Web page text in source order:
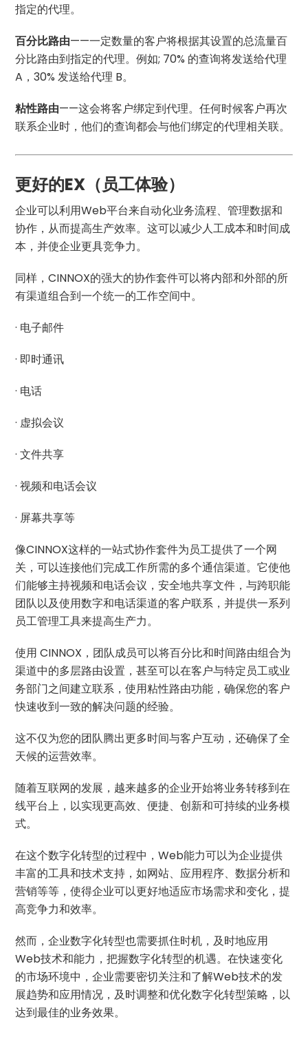
指定的代理。
百分比路由——一定数量的客户将根据其设置的总流量百
分比路由到指定的代理。例如; 70% 的查询将发送给代理
A，30% 发送给代理 B。
粘性路由——这会将客户绑定到代理。任何时候客户再次
联系企业时，他们的查询都会与他们绑定的代理相关联。
更好的EX（员工体验）
企业可以利用Web平台来自动化业务流程、管理数据和
协作，从而提高生产效率。这可以减少人工成本和时间成
本，并使企业更具竞争力。
同样，CINNOX的强大的协作套件可以将内部和外部的所
有渠道组合到一个统一的工作空间中。
· 电子邮件
· 即时通讯
· 电话
· 虚拟会议
· 文件共享
· 视频和电话会议
· 屏幕共享等
像CINNOX这样的一站式协作套件为员工提供了一个网
关，可以连接他们完成工作所需的多个通信渠道。它使他
们能够主持视频和电话会议，安全地共享文件，与跨职能
团队以及使用数字和电话渠道的客户联系，并提供一系列
员工管理工具来提高生产力。
使用 CINNOX，团队成员可以将百分比和时间路由组合为
渠道中的多层路由设置，甚至可以在客户与特定员工或业
务部门之间建立联系，使用粘性路由功能，确保您的客户
快速收到一致的解决问题的经验。
这不仅为您的团队腾出更多时间与客户互动，还确保了全
天候的运营效率。
随着互联网的发展，越来越多的企业开始将业务转移到在
线平台上，以实现更高效、便捷、创新和可持续的业务模
式。
在这个数字化转型的过程中，Web能力可以为企业提供
丰富的工具和技术支持，如网站、应用程序、数据分析和
营销等等，使得企业可以更好地适应市场需求和变化，提
高竞争力和效率。
然而，企业数字化转型也需要抓住时机，及时地应用
Web技术和能力，把握数字化转型的机遇。在快速变化
的市场环境中，企业需要密切关注和了解Web技术的发
展趋势和应用情况，及时调整和优化数字化转型策略，以
达到最佳的业务效果。